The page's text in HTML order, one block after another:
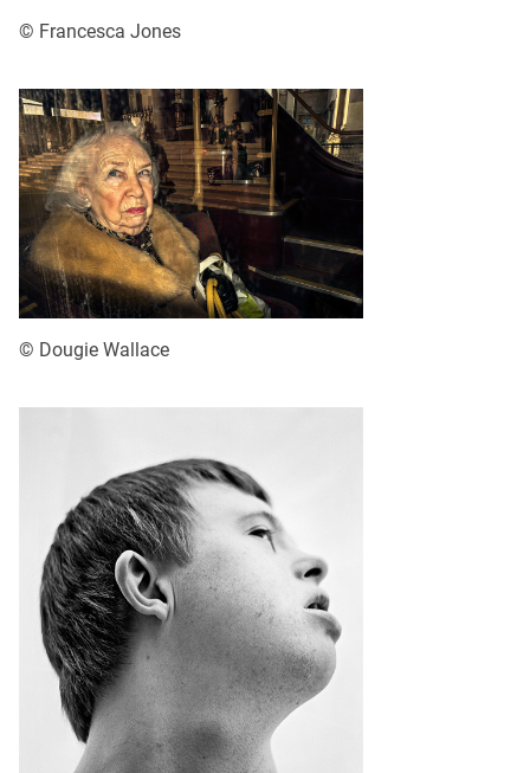
© Francesca Jones
© Dougie Wallace